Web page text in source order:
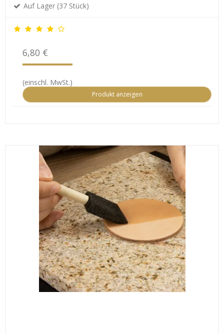
Auf Lager (37 Stück)
6,80 €
(einschl. MwSt.)
Produkt anzeigen